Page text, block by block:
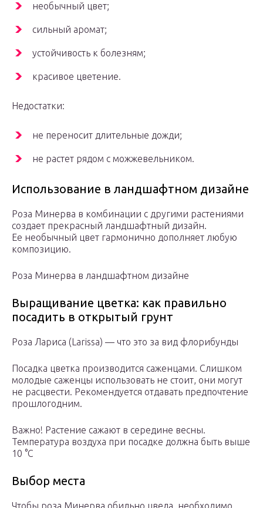
необычный цвет;
сильный аромат;
устойчивость к болезням;
красивое цветение.
Недостатки:
не переносит длительные дожди;
не растет рядом с можжевельником.
Использование в ландшафтном дизайне
Роза Минерва в комбинации с другими растениями
создает прекрасный ландшафтный дизайн.
Ее необычный цвет гармонично дополняет любую
композицию.
Роза Минерва в ландшафтном дизайне
Выращивание цветка: как правильно
посадить в открытый грунт
Роза Лариса (Larissa) — что это за вид флорибунды
Посадка цветка производится саженцами. Слишком
молодые саженцы использовать не стоит, они могут
не расцвести. Рекомендуется отдавать предпочтение
прошлогодним.
Важно! Растение сажают в середине весны.
Температура воздуха при посадке должна быть выше
10 °С
Выбор места
Чтобы роза Минерва обильно цвела, необходимо